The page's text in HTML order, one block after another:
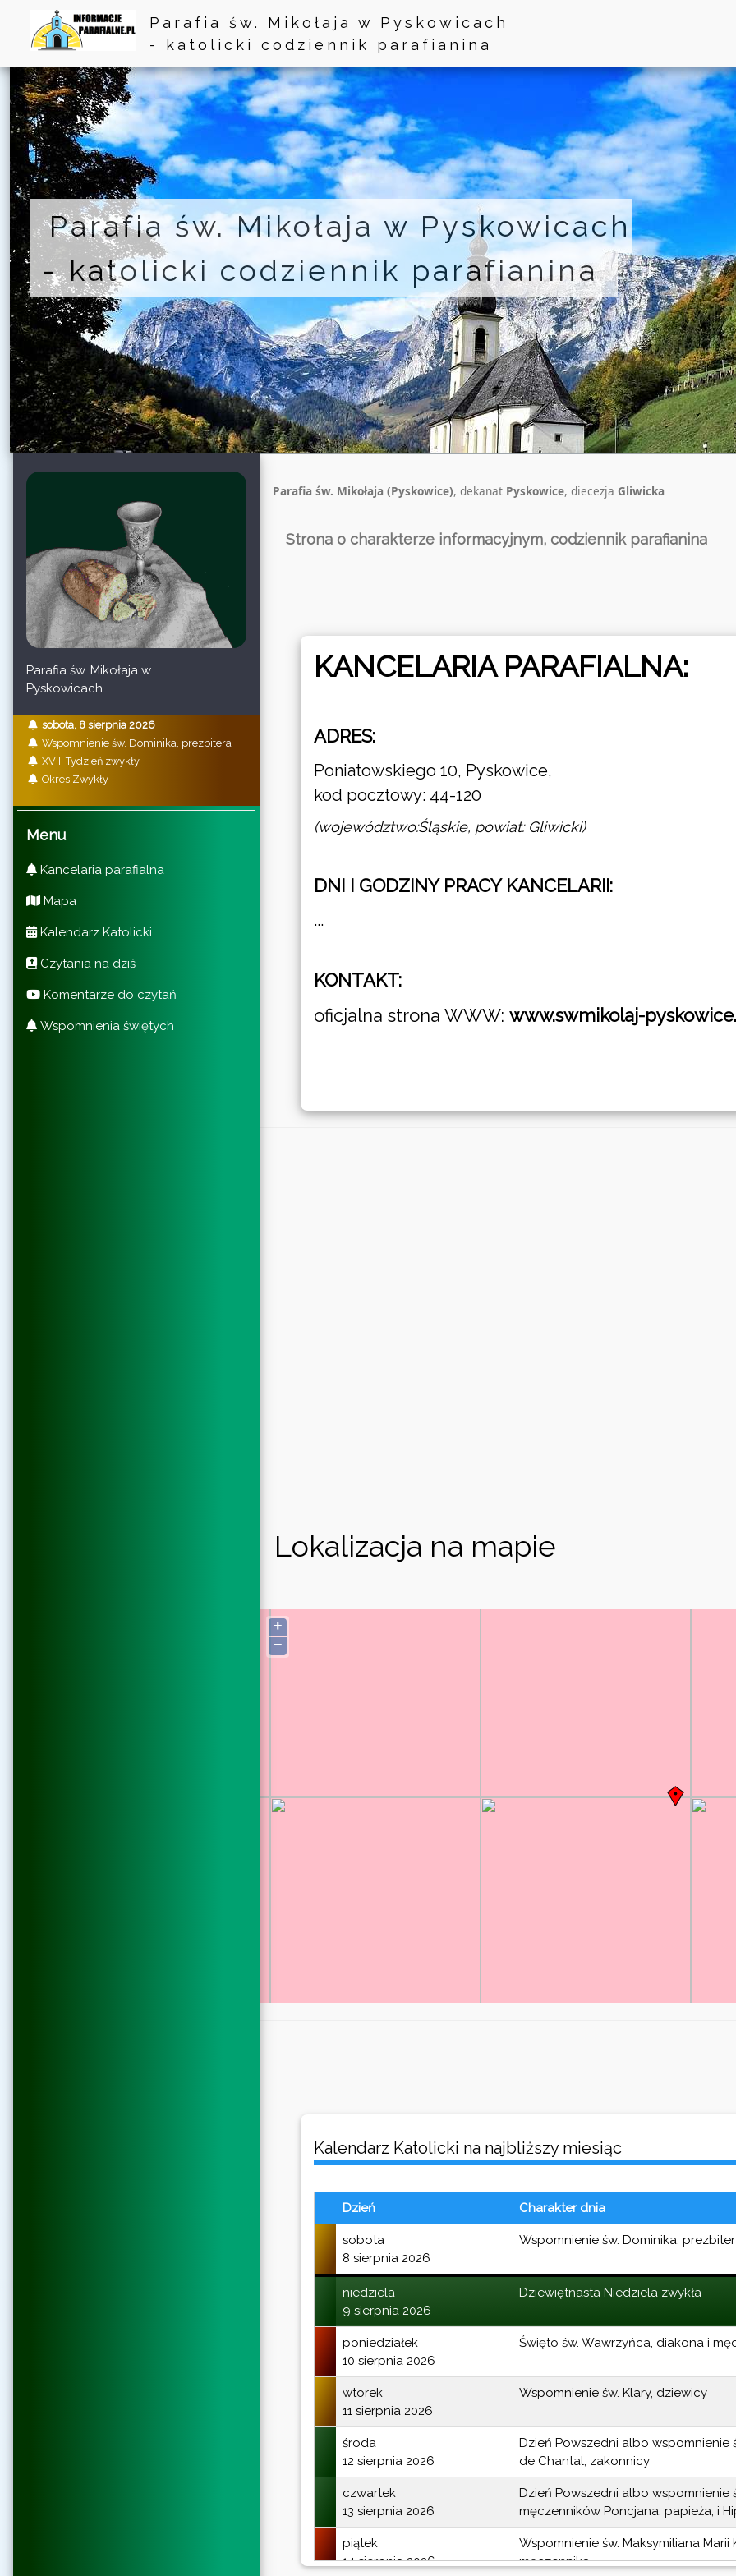
Parafia św. Mikołaja w Pyskowicach
- katolicki codziennik parafianina
Parafia św. Mikołaja w Pyskowicach
- katolicki codziennik parafianina
Parafia św. Mikołaja w
Pyskowicach
sobota, 8 sierpnia 2026
Wspomnienie św. Dominika, prezbitera
XVIII Tydzień zwykły
Okres Zwykły
Menu
Kancelaria parafialna
Mapa
Kalendarz Katolicki
Czytania na dziś
Komentarze do czytań
Wspomnienia świętych
Parafia św. Mikołaja (Pyskowice), dekanat Pyskowice, diecezja Gliwicka
Strona o charakterze informacyjnym, codziennik parafianina
KANCELARIA PARAFIALNA:
ADRES:
Poniatowskiego 10, Pyskowice,
kod pocztowy: 44-120
(województwo:Śląskie, powiat: Gliwicki)
DNI I GODZINY PRACY KANCELARII:
...
KONTAKT:
oficjalna strona WWW: www.swmikolaj-
Lokalizacja na mapie
+
−
Kalendarz Katolicki na najbliższy miesiąc
Dzień Charakter dnia
sobota
8 sierpnia 2026
Wspomnienie św. Dominika,
niedziela
9 sierpnia 2026
Dziewiętnasta Niedziela zwykła
poniedziałek
10 sierpnia 2026
Święto św. Wawrzyńca, diakona i
wtorek
11 sierpnia 2026
Wspomnienie św. Klary, dziewicy
środa
12 sierpnia 2026
Dzień Powszedni albo wspomnienie
de Chantal, zakonnicy
czwartek
13 sierpnia 2026
Dzień Powszedni albo wspomnienie
męczenników Poncjana, papieża, i
piątek
14 sierpnia 2026
Wspomnienie św. Maksymiliana
męczennika